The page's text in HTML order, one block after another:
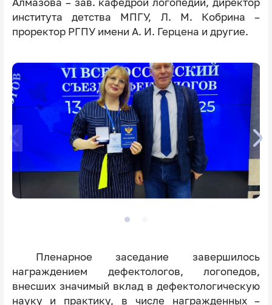
Алмазова – зав. кафедрой логопедии, директор
института детства МПГУ, Л. М. Кобрина –
проректор РГПУ имени А. И. Герцена и другие.
Пленарное заседание завершилось
награждением дефектологов, логопедов,
внесших значимый вклад в дефектологическую
науку и практику, в числе награжденных –